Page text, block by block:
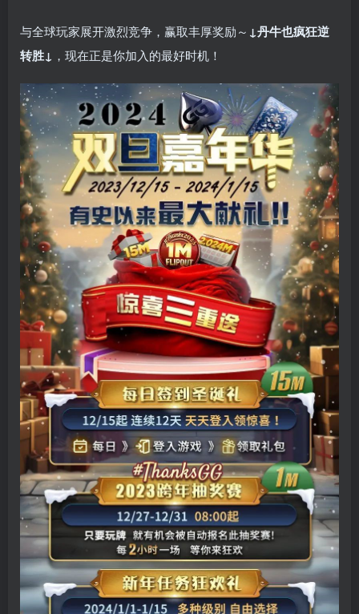
与全球玩家展开激烈竞争，赢取丰厚奖励～ ↓丹牛也疯狂逆
转胜↓ ，现在正是你加入的最好时机！